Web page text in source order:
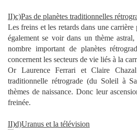
II)c)Pas de planètes traditionnelles
Les freins et les retards dans une
également se voir dans un thème
nombre important de planètes
concernent les secteurs de vie liés à la
Or Laurence Ferrari et Claire
traditionnelle rétrograde (du Soleil à
thèmes de naissance. Donc leur
freinée.
II)d)Uranus et la télévision